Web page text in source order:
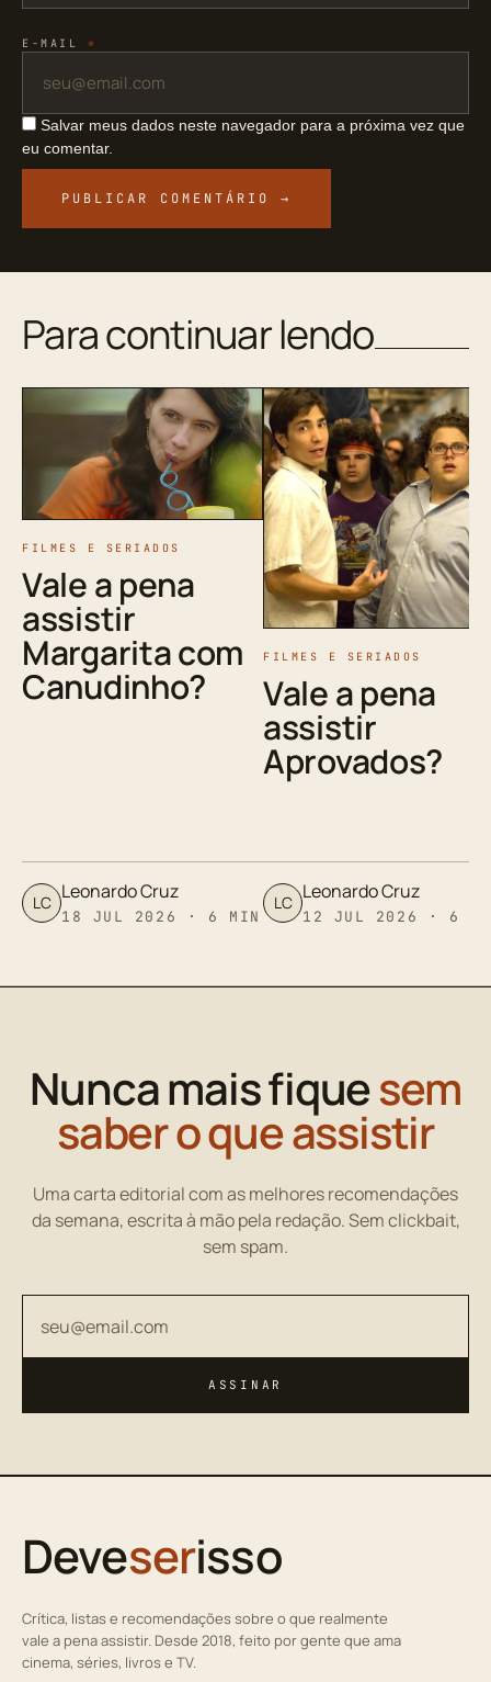
E-MAIL *
Salvar meus dados neste navegador para a próxima vez que
eu comentar.
Para continuar lendo
FILMES E SERIADOS
Vale a pena
assistir
Margarita com
Canudinho?
LC Leonardo Cruz
18 JUL 2026 · 6 MIN
FILMES E SERIADOS
Vale a pena
assistir
Aprovados?
LC Leonardo Cruz
12 JUL 2026 · 6
Nunca mais fiquesem
saber o que assistir
Uma carta editorial com as melhores recomendações
da semana, escrita à mão pela redação. Sem clickbait,
sem spam.
ASSINAR
Deveserisso
Crítica, listas e recomendações sobre o que realmente
vale a pena assistir. Desde 2018, feito por gente que ama
cinema, séries, livros e TV.